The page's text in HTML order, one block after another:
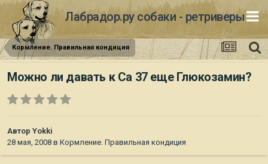
Лабрадор.ру собаки - ретриверы
Кормление. Правильная кондиция
Можно ли давать к Са 37 еще Глюкозамин?
Автор Yokki
28 мая, 2008 в Кормление. Правильная кондиция